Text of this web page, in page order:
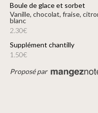
Boule de glace et sorbet
Vanille, chocolat, fraise, citron, framboise mange, café et chocolat
blanc
2.30€
Supplément chantilly
1.50€
Proposé par